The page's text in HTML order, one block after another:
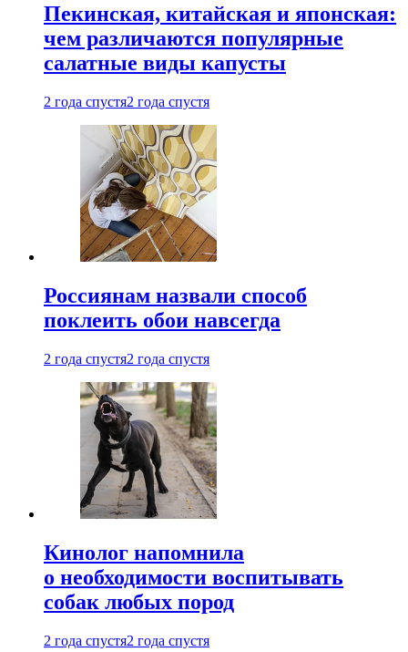
Пекинская, китайская и японская:
чем различаются популярные
салатные виды капусты
2 года спустя2 года спустя
Россиянам назвали способ
поклеить обои навсегда
2 года спустя2 года спустя
Кинолог напомнила
о необходимости воспитывать
собак любых пород
2 года спустя2 года спустя